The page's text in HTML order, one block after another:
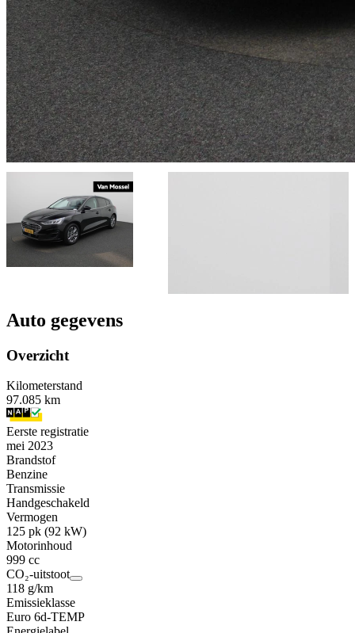
Auto gegevens
Overzicht
Kilometerstand
97.085 km
Eerste registratie
mei 2023
Brandstof
Benzine
Transmissie
Handgeschakeld
Vermogen
125 pk (92 kW)
Motorinhoud
999 cc
CO₂-uitstoot
118 g/km
Emissieklasse
Euro 6d-TEMP